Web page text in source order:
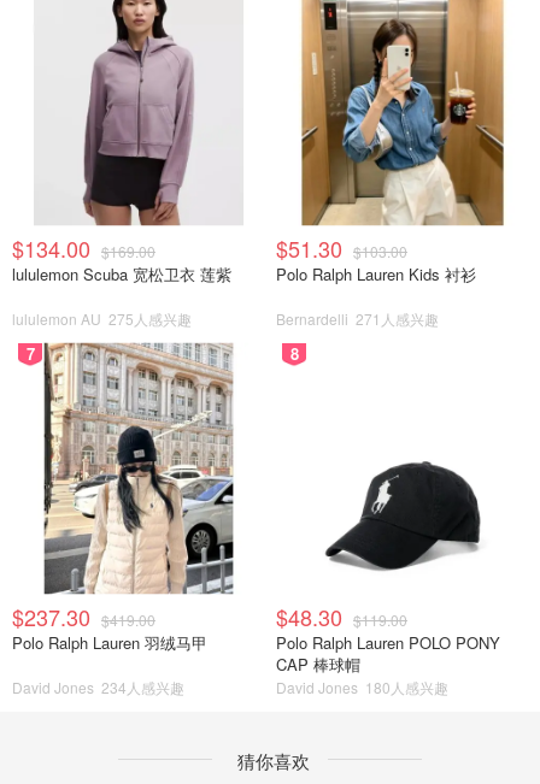
$134.00 $169.00
lululemon Scuba 宽松卫衣 莲紫
lululemon AU 275人感兴趣
$51.30 $103.00
Polo Ralph Lauren Kids 衬衫
Bernardelli 271人感兴趣
7
$237.30 $419.00
Polo Ralph Lauren 羽绒马甲
David Jones 234人感兴趣
8
$48.30 $119.00
Polo Ralph Lauren POLO PONY
CAP 棒球帽
David Jones 180人感兴趣
猜你喜欢